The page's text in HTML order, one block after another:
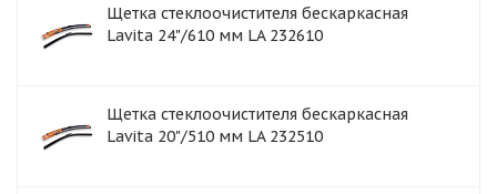
Щетка стеклоочистителя бескаркасная
Lavita 24"/610 мм LA 232610
Щетка стеклоочистителя бескаркасная
Lavita 20"/510 мм LA 232510